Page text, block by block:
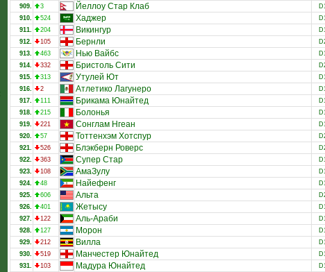
909.
3 Йеллоу Стар Клаб
910.
524 Хаджер
911.
204 Викингур
912.
105 Бернли
913.
463 Нью Вайбс
914.
332 Бристоль Сити
915.
313 Утулей Ют
916.
2 Атлетико Лагунеро
917.
111 Брикама Юнайтед
918.
215 Болонья
919.
221 Сонглам Нгеан
920.
57 Тоттенхэм Хотспур
921.
526 Блэкберн Роверс
922.
363 Супер Стар
923.
108 АмаЗулу
924.
48 Найефенг
925.
606 Альта
926.
401 Жетысу
927.
122 Аль-Араби
928.
127 Морон
929.
212 Вилла
930.
519 Манчестер Юнайтед
931.
103 Мадура Юнайтед